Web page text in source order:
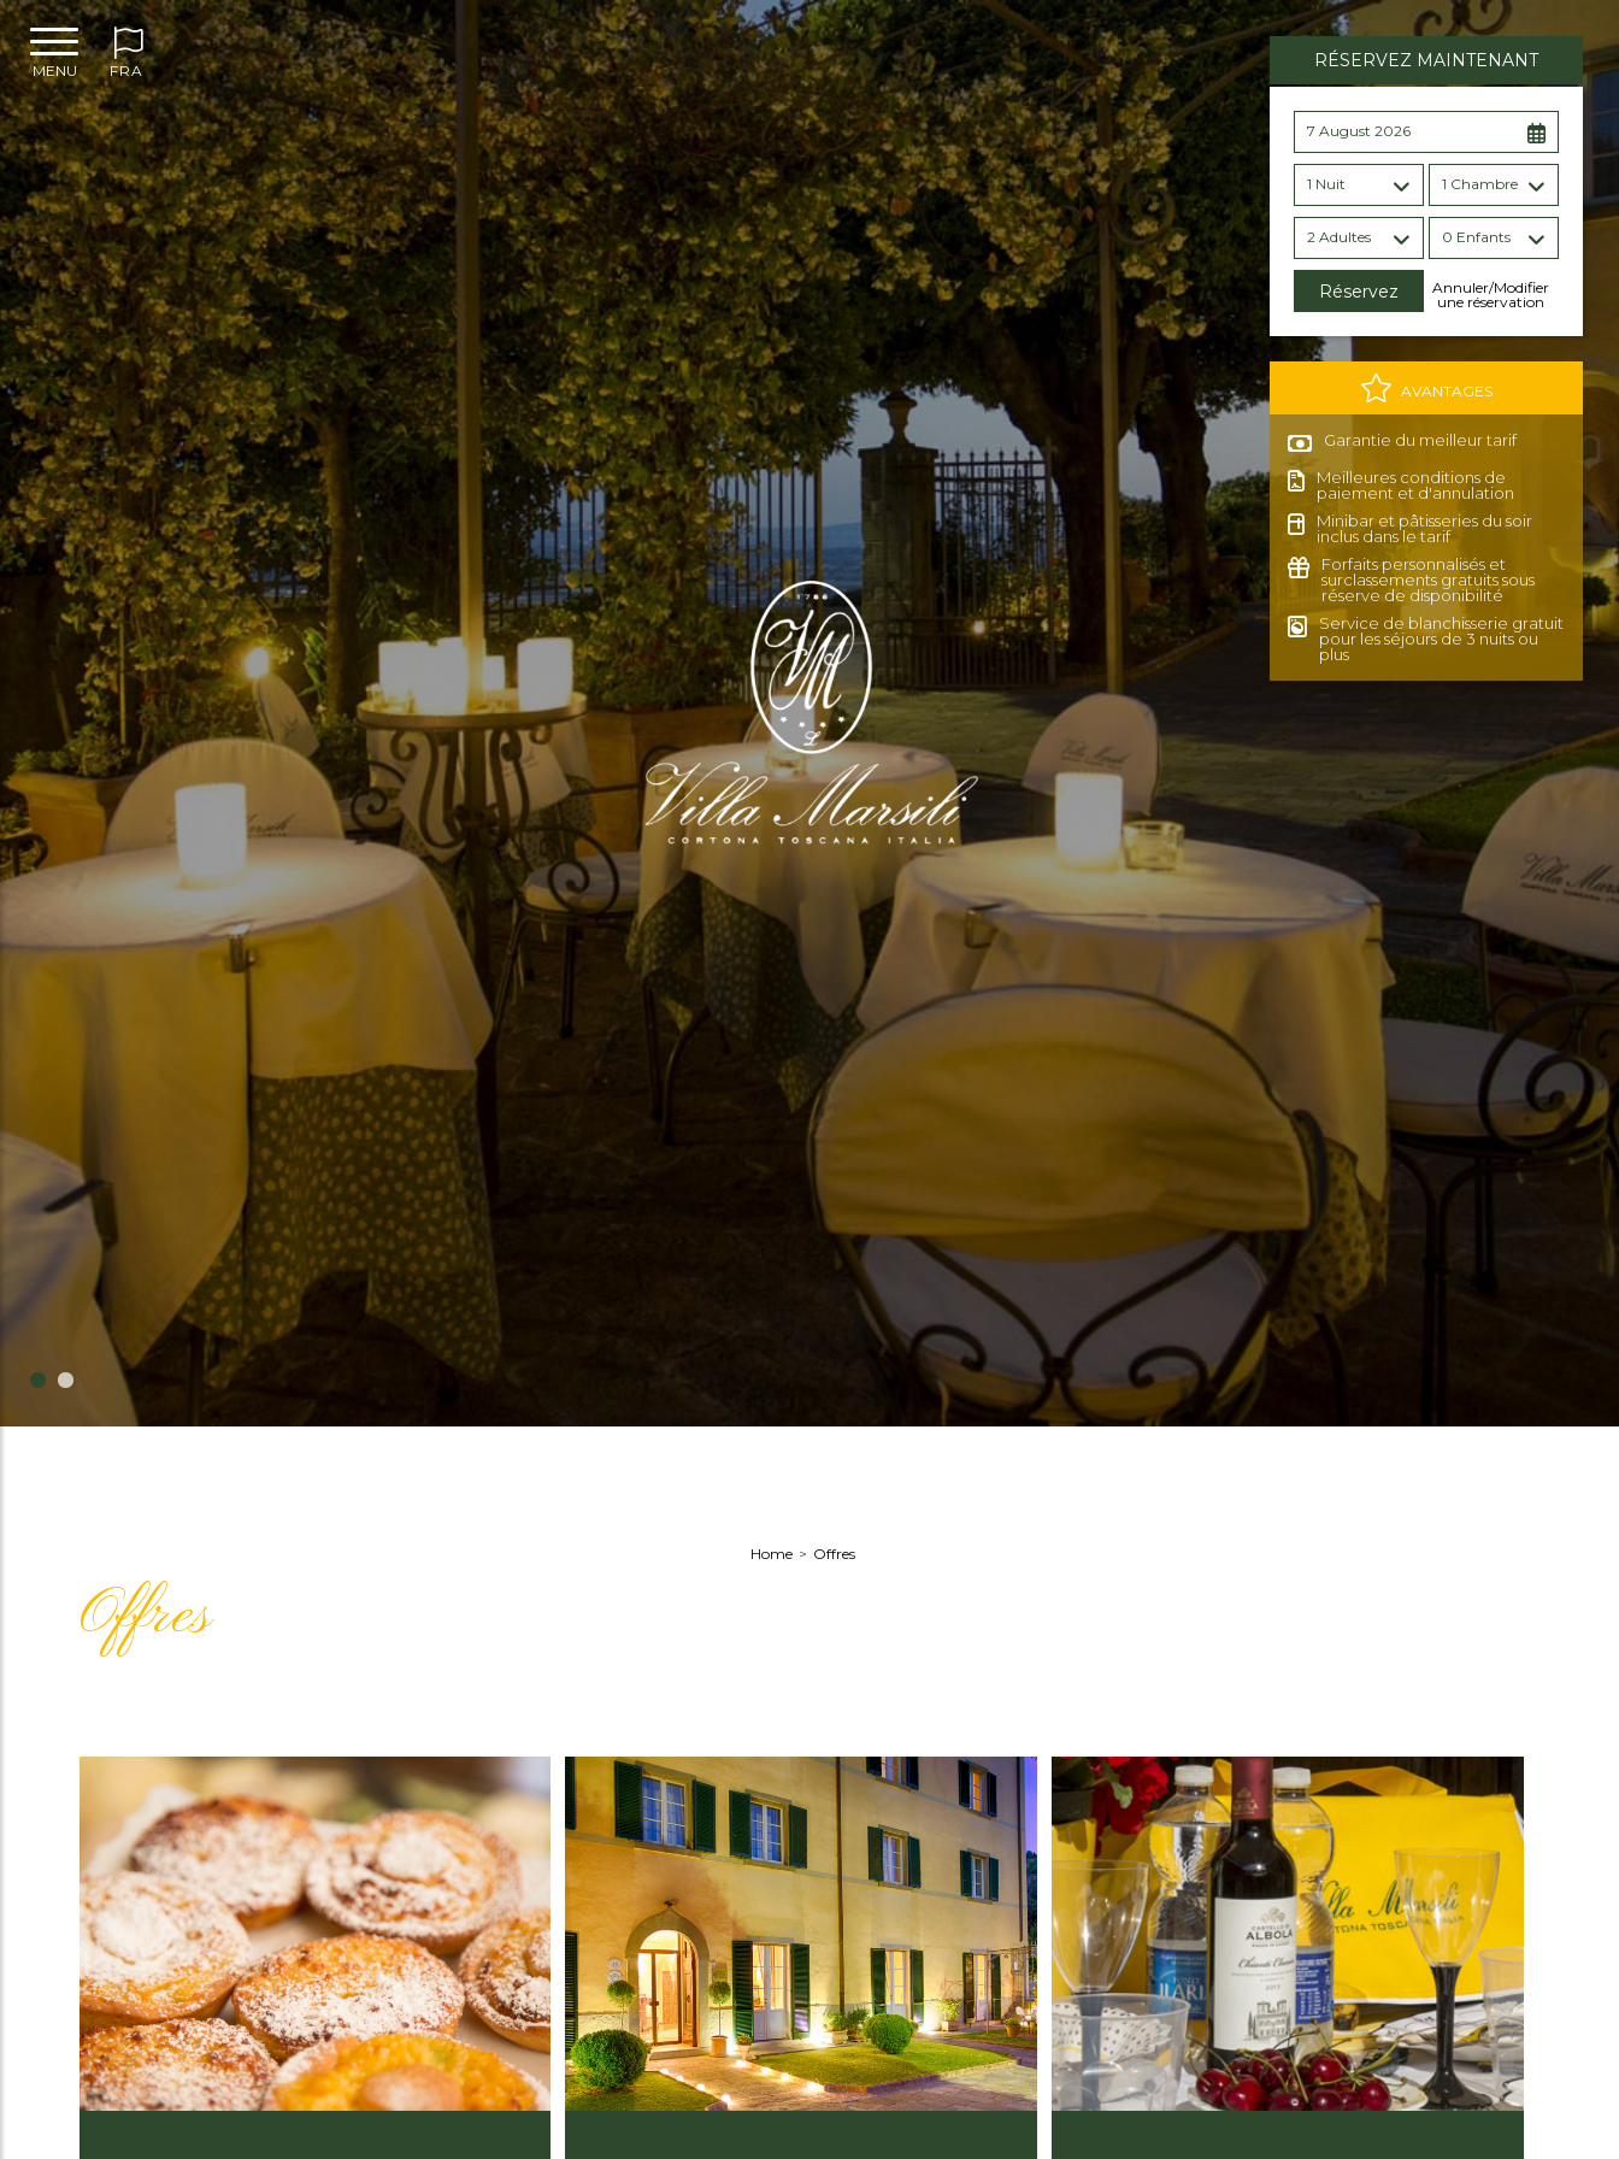
RÉSERVEZ MAINTENANT
7 August 2026
1 Nuit 1 Chambre
2 Adultes 0 Enfants
Annuler/Modifier
une réservation
MENU FRA
AVANTAGES
Garantie du meilleur tarif
Meilleures conditions de
paiement et d'annulation
Minibar et pâtisseries du soir
inclus dans le tarif
Forfaits personnalisés et
surclassements gratuits sous
réserve de disponibilité
Service de blanchisserie gratuit
pour les séjours de 3 nuits ou
plus
Home Offres
Offres